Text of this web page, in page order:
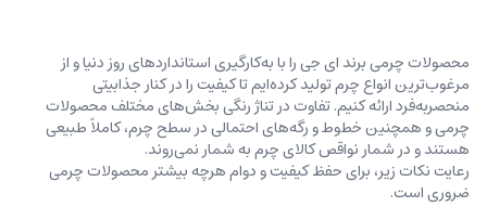
محصولات چرمی برند ای جی را با به‌کارگیری استانداردهای روز دنیا و از
مرغوب‌ترین انواع چرم تولید کرده‌ایم تا کیفیت را در کنار جذابیتی
منحصربه‌فرد ارائه کنیم. تفاوت در تناژ رنگی بخش‌های مختلف محصولات
چرمی و همچنین خطوط و رگه‌‌های احتمالی در سطح چرم، کاملاً طبیعی
هستند و در شمار نواقص کالای چرم به شمار نمی‌روند.
رعایت نکات زیر، برای حفظ کیفیت و دوام هرچه بیشتر محصولات چرمی
ضروری است.